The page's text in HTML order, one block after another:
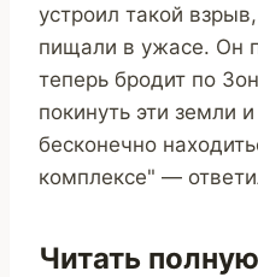
устроил такой
пищали в ужасе. Он
теперь бродит по
покинуть эти земли
бесконечно
комплексе" —
Читать